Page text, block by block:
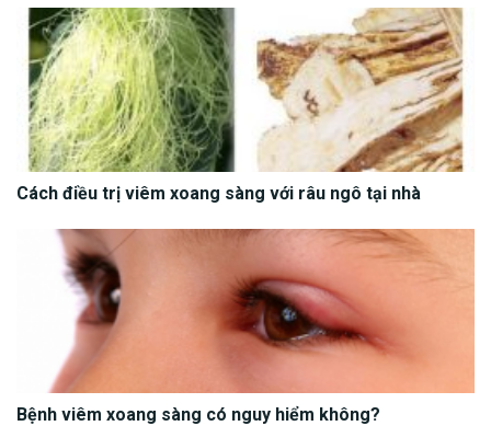
Cách điều trị viêm xoang sàng với râu ngô tại nhà
Bệnh viêm xoang sàng có nguy hiểm không?